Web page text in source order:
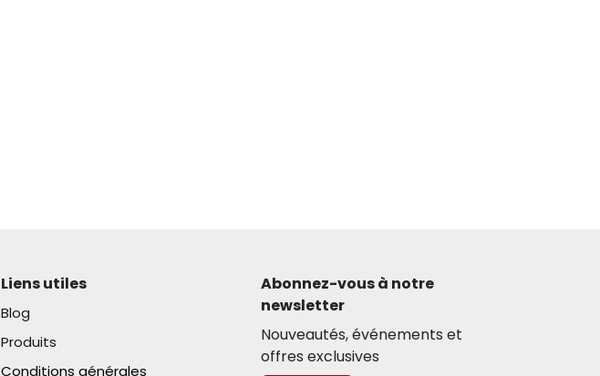
Liens utiles
Blog
Produits
Conditions générales
Abonnez-vous à notre
newsletter​
Nouveautés, événements et
offres exclusives